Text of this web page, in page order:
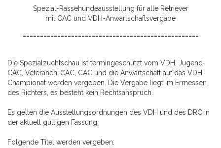
Spezial-Rassehundeausstellung für alle Retriever
mit CAC und VDH-Anwartschaftsvergabe
Die Spezialzuchtschau ist termingeschützt vom VDH. Jugend-
CAC, Veteranen-CAC, CAC und die Anwartschaft auf das VDH-
Championat werden vergeben. Die Vergabe liegt im Ermessen
des Richters, es besteht kein Rechtsanspruch.
Es gelten die Ausstellungsordnungen des VDH und des DRC in
der aktuell gültigen Fassung.
Folgende Titel werden vergeben: